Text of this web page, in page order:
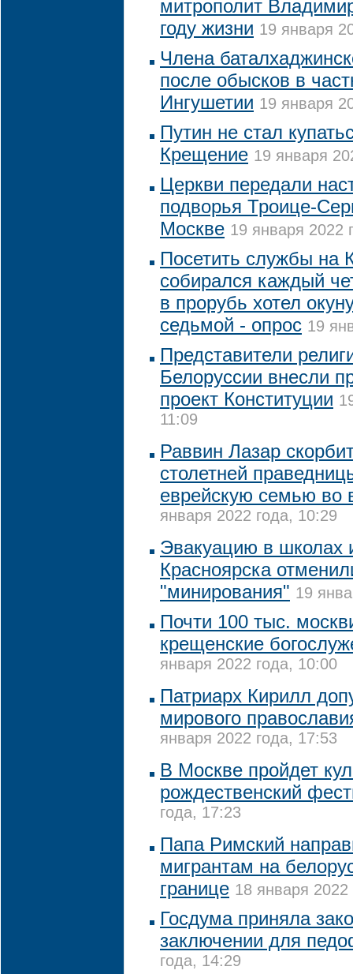
митрополит
году жизни 19 января
Члена
после обысков в
Ингушетии 19 января
Путин не стал
Крещение 19 января
Церкви передали
подворья Троице-
Москве 19 января 2022
Посетить службы на
собирался каждый
в прорубь хотел
седьмой - опрос 19
Представители
Белоруссии внесли
проект Конституции
11:09
Раввин Лазар
столетней
еврейскую семью во
января 2022 года, 10:29
Эвакуацию в школах
Красноярска
"минирования" 19
Почти 100 тыс.
крещенские
января 2022 года, 10:00
Патриарх Кирилл
мирового
января 2022 года, 17:53
В Москве пройдет
рождественский
года, 17:23
Папа Римский
мигрантам на
границе 18 января 2022
Госдума приняла
заключении для
года, 14:29